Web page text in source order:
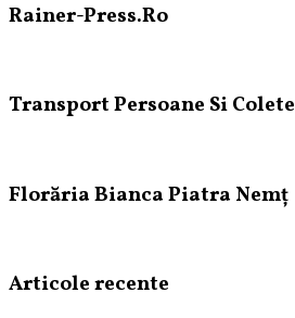
Rainer-Press.Ro
Transport Persoane Si Colete
Florăria Bianca Piatra Nemț
Articole recente